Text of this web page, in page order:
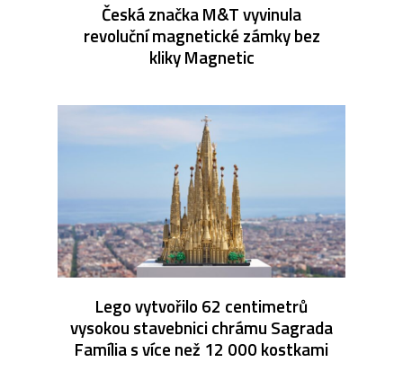
Česká značka M&T vyvinula
revoluční magnetické zámky bez
kliky Magnetic
Lego vytvořilo 62 centimetrů
vysokou stavebnici chrámu Sagrada
Família s více než 12 000 kostkami